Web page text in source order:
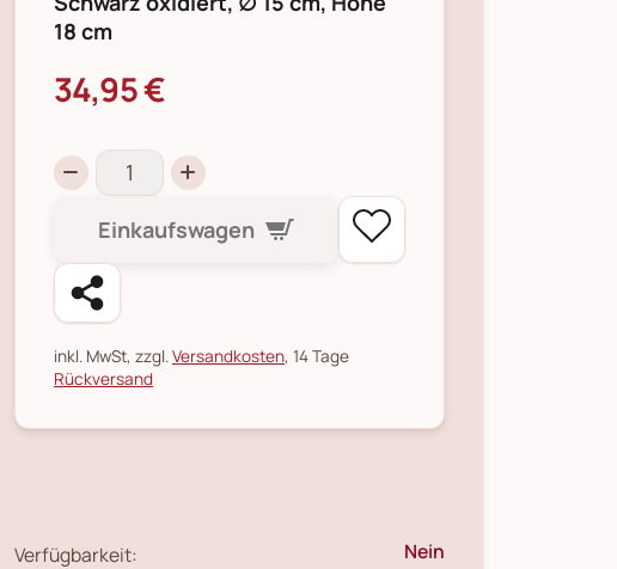
18 cm
34,95 €
Einkaufswagen
inkl. MwSt, zzgl.Versandkosten, 14 Tage
Rückversand
Verfügbarkeit: Nein